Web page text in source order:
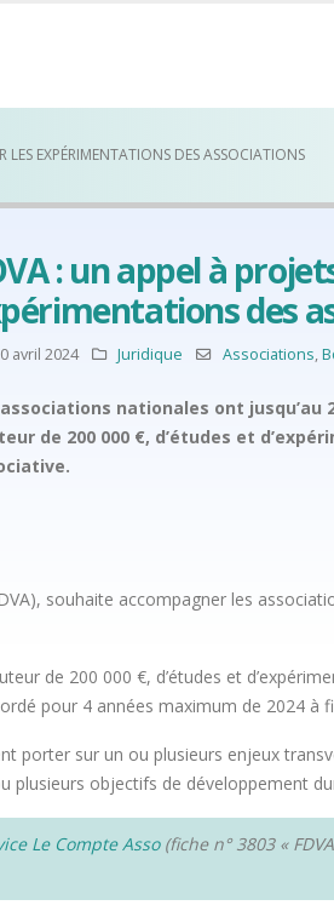
EXPÉRIMENTATIONS DES ASSOCIATIONS
: un appel à
des
avril 2024 Juridique Associations,
nationales ont jusqu’au
de 200 000 €, d’études et
souhaite accompagner les
de 200 000 €, d’études et
pour 4 années maximum de 2024 à
porter sur un ou plusieurs enjeux
plusieurs objectifs de développement
Le Compte Asso(fiche n° 3803 «